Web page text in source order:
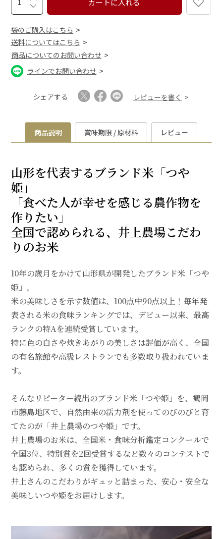
カートに入れる
袋のご購入はこちら
送料についてはこちら
商品についてのお問い合わせ
ラインでお問い合わせ
シェアする レビューを書く
商品説明 賞味期限 / 原材料 レビュー
山形を代表するブランド米「つや
姫」
「食べた人が幸せを感じる農作物を
作りたい」
全国で認められる、井上農場こだわ
りのお米
10年の歳月をかけて山形県が開発したブランド米「つや
姫」。
米の美味しさを示す数値は、100点中90点以上！毎年発
表される米の食味ランキングでは、デビュー以来、最高
ランクの特Aを連続受賞しています。
特に色の白さや炊きあがりの美しさは評価が高く、全国
の有名旅館や高級レストランでも多数取り扱われていま
す。
そんなリピーター続出のブランド米「つや姫」を、鶴岡
市藤島地区で、自然由来の活力剤を使ってのびのびと育
てたのが「井上農場のつや姫」です。
井上農場のお米は、全国米・食味分析鑑定コンクールで
全国3位、特別賞を2回受賞するなど数々のコンテストで
も認められ、多くの賞を獲得しています。
井上さんのこだわりがギュッと詰まった、安心・安全な
美味しいつや姫をお届けします。